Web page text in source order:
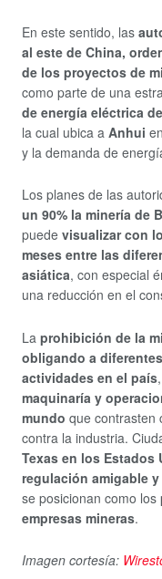
En este sentido, las
al este de China,
de los proyectos de
como parte de una
de energía eléctrica
la cual ubica a Anhui
y la demanda de
Los planes de las
un 90% la minería de
puede visualizar con
meses entre las
asiática, con especial
una reducción en el
La prohibición de la
obligando a
actividades en el país
maquinaría y
mundo que contrasten
contra la industria.
Texas en los Estados
regulación amigable
se posicionan como los
empresas mineras.
Imagen cortesía: